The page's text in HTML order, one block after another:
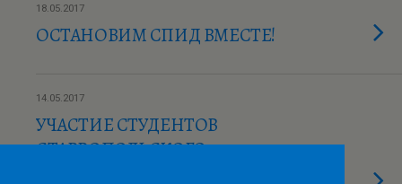
18.05.2017
ОСТАНОВИМ СПИД ВМЕСТЕ!
14.05.2017
УЧАСТИЕ СТУДЕНТОВ
СТАВРОПОЛЬСКОГО